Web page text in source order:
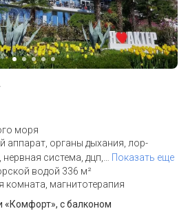
моря
аппарат, органы дыхания, лор-
система, дцп,
Показать еще
водой 336 м²
комната, магнитотерапия
«Комфорт», с балконом